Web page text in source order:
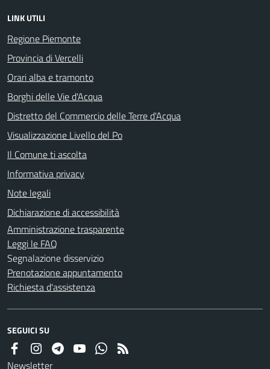
LINK UTILI
Regione Piemonte
Provincia di Vercelli
Orari alba e tramonto
Borghi delle Vie d'Acqua
Distretto del Commercio delle Terre d'Acqua
Visualizzazione Livello del Po
Il Comune ti ascolta
Informativa privacy
Note legali
Dichiarazione di accessibilità
Amministrazione trasparente
Leggi le FAQ
Segnalazione disservizio
Prenotazione appuntamento
Richiesta d'assistenza
SEGUICI SU
Newsletter